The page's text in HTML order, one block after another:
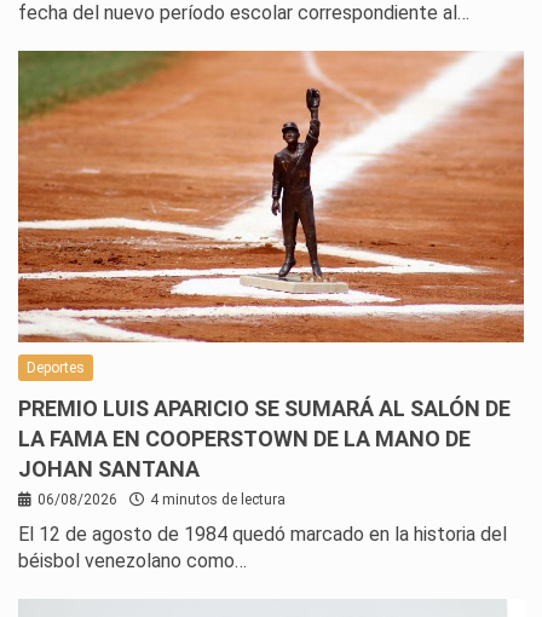
fecha del nuevo período escolar correspondiente al…
Deportes
PREMIO LUIS APARICIO SE SUMARÁ AL SALÓN DE
LA FAMA EN COOPERSTOWN DE LA MANO DE
JOHAN SANTANA
06/08/2026 4 minutos de lectura
El 12 de agosto de 1984 quedó marcado en la historia del
béisbol venezolano como…